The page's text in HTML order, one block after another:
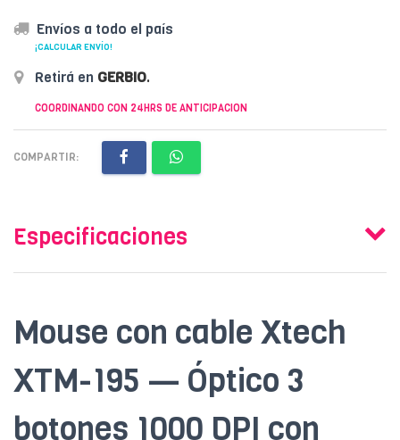
Envíos a todo el país
¡CALCULAR ENVÍO!
Retirá en GERBIO.
COORDINANDO CON 24HRS DE ANTICIPACION
COMPARTIR:
Especificaciones
Mouse con cable Xtech
XTM-195 — Óptico 3
botones 1000 DPI con